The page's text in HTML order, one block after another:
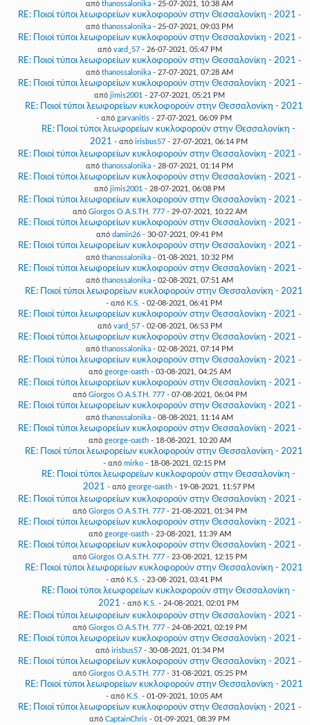
από thanossalonika - 25-07-2021, 10:38 AM
RE: Ποιοί τύποι λεωφορείων κυκλοφορούν στην Θεσσαλονίκη - 2021 -
από thanossalonika - 25-07-2021, 09:03 PM
RE: Ποιοί τύποι λεωφορείων κυκλοφορούν στην Θεσσαλονίκη - 2021 -
από vard_57- 26-07-2021, 05:47 PM
RE: Ποιοί τύποι λεωφορείων κυκλοφορούν στην Θεσσαλονίκη - 2021 -
από thanossalonika - 27-07-2021, 07:28 AM
RE: Ποιοί τύποι λεωφορείων κυκλοφορούν στην Θεσσαλονίκη - 2021 -
από jimis2001 - 27-07-2021, 05:21 PM
RE: Ποιοί τύποι λεωφορείων κυκλοφορούν στην Θεσσαλονίκη - 2021
- από garvanitis - 27-07-2021, 06:09 PM
RE: Ποιοί τύποι λεωφορείων κυκλοφορούν στην Θεσσαλονίκη -
2021 - από irisbus57- 27-07-2021, 06:14 PM
RE: Ποιοί τύποι λεωφορείων κυκλοφορούν στην Θεσσαλονίκη - 2021 -
από thanossalonika - 28-07-2021, 01:14 PM
RE: Ποιοί τύποι λεωφορείων κυκλοφορούν στην Θεσσαλονίκη - 2021 -
από jimis2001 - 28-07-2021, 06:08 PM
RE: Ποιοί τύποι λεωφορείων κυκλοφορούν στην Θεσσαλονίκη - 2021 -
από Giorgos O.A.S.TH. 777- 29-07-2021, 10:22 AM
RE: Ποιοί τύποι λεωφορείων κυκλοφορούν στην Θεσσαλονίκη - 2021 -
από damin26 - 30-07-2021, 09:41 PM
RE: Ποιοί τύποι λεωφορείων κυκλοφορούν στην Θεσσαλονίκη - 2021 -
από thanossalonika - 01-08-2021, 10:32 PM
RE: Ποιοί τύποι λεωφορείων κυκλοφορούν στην Θεσσαλονίκη - 2021 -
από thanossalonika - 02-08-2021, 07:51 AM
RE: Ποιοί τύποι λεωφορείων κυκλοφορούν στην Θεσσαλονίκη - 2021
- από K.S. - 02-08-2021, 06:41 PM
RE: Ποιοί τύποι λεωφορείων κυκλοφορούν στην Θεσσαλονίκη - 2021 -
από vard_57- 02-08-2021, 06:53 PM
RE: Ποιοί τύποι λεωφορείων κυκλοφορούν στην Θεσσαλονίκη - 2021 -
από thanossalonika - 02-08-2021, 07:14 PM
RE: Ποιοί τύποι λεωφορείων κυκλοφορούν στην Θεσσαλονίκη - 2021 -
από george-oasth- 03-08-2021, 04:25 AM
RE: Ποιοί τύποι λεωφορείων κυκλοφορούν στην Θεσσαλονίκη - 2021 -
από Giorgos O.A.S.TH. 777- 07-08-2021, 06:04 PM
RE: Ποιοί τύποι λεωφορείων κυκλοφορούν στην Θεσσαλονίκη - 2021 -
από thanossalonika - 08-08-2021, 11:14 AM
RE: Ποιοί τύποι λεωφορείων κυκλοφορούν στην Θεσσαλονίκη - 2021 -
από george-oasth- 18-08-2021, 10:20 AM
RE: Ποιοί τύποι λεωφορείων κυκλοφορούν στην Θεσσαλονίκη - 2021
- από mirko- 18-08-2021, 02:15 PM
RE: Ποιοί τύποι λεωφορείων κυκλοφορούν στην Θεσσαλονίκη -
2021 - από george-oasth- 19-08-2021, 11:57 PM
RE: Ποιοί τύποι λεωφορείων κυκλοφορούν στην Θεσσαλονίκη - 2021 -
από Giorgos O.A.S.TH. 777- 21-08-2021, 01:34 PM
RE: Ποιοί τύποι λεωφορείων κυκλοφορούν στην Θεσσαλονίκη - 2021 -
από george-oasth- 23-08-2021, 11:39 AM
RE: Ποιοί τύποι λεωφορείων κυκλοφορούν στην Θεσσαλονίκη - 2021 -
από Giorgos O.A.S.TH. 777- 23-08-2021, 12:15 PM
RE: Ποιοί τύποι λεωφορείων κυκλοφορούν στην Θεσσαλονίκη - 2021
- από K.S. - 23-08-2021, 03:41 PM
RE: Ποιοί τύποι λεωφορείων κυκλοφορούν στην Θεσσαλονίκη -
2021 - από K.S. - 24-08-2021, 02:01 PM
RE: Ποιοί τύποι λεωφορείων κυκλοφορούν στην Θεσσαλονίκη - 2021 -
από Giorgos O.A.S.TH. 777- 24-08-2021, 02:19 PM
RE: Ποιοί τύποι λεωφορείων κυκλοφορούν στην Θεσσαλονίκη - 2021 -
από irisbus57- 30-08-2021, 01:34 PM
RE: Ποιοί τύποι λεωφορείων κυκλοφορούν στην Θεσσαλονίκη - 2021 -
από Giorgos O.A.S.TH. 777- 31-08-2021, 05:25 PM
RE: Ποιοί τύποι λεωφορείων κυκλοφορούν στην Θεσσαλονίκη - 2021
- από K.S. - 01-09-2021, 10:05 AM
RE: Ποιοί τύποι λεωφορείων κυκλοφορούν στην Θεσσαλονίκη - 2021 -
από CaptainChris - 01-09-2021, 08:39 PM